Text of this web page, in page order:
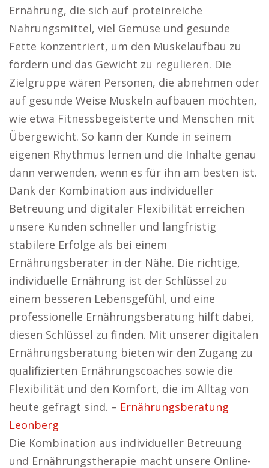
Ernährung, die sich auf proteinreiche
Nahrungsmittel, viel Gemüse und gesunde
Fette konzentriert, um den Muskelaufbau zu
fördern und das Gewicht zu regulieren. Die
Zielgruppe wären Personen, die abnehmen oder
auf gesunde Weise Muskeln aufbauen möchten,
wie etwa Fitnessbegeisterte und Menschen mit
Übergewicht. So kann der Kunde in seinem
eigenen Rhythmus lernen und die Inhalte genau
dann verwenden, wenn es für ihn am besten ist.
Dank der Kombination aus individueller
Betreuung und digitaler Flexibilität erreichen
unsere Kunden schneller und langfristig
stabilere Erfolge als bei einem
Ernährungsberater in der Nähe. Die richtige,
individuelle Ernährung ist der Schlüssel zu
einem besseren Lebensgefühl, und eine
professionelle Ernährungsberatung hilft dabei,
diesen Schlüssel zu finden. Mit unserer digitalen
Ernährungsberatung bieten wir den Zugang zu
qualifizierten Ernährungscoaches sowie die
Flexibilität und den Komfort, die im Alltag von
heute gefragt sind. – Ernährungsberatung
Leonberg
Die Kombination aus individueller Betreuung
und Ernährungstherapie macht unsere Online-